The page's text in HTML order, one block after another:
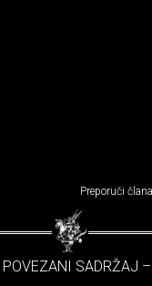
Preporuči
SADRŽAJ –